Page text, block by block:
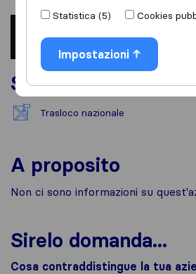
Servizi
Trasloco nazionale
A proposito
Non ci sono informazioni su
Sirelo domanda...
Cosa contraddistingue la tua
Statistica (5)
Cookies
Impostazioni